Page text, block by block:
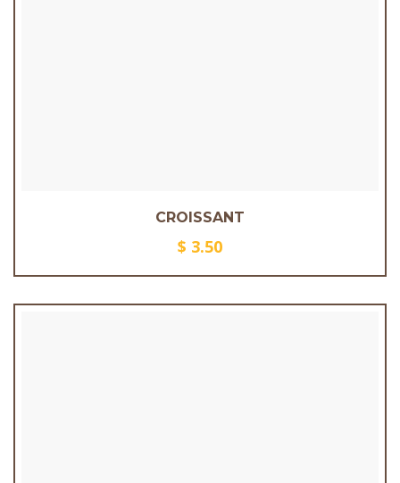
CROISSANT
$ 3.50